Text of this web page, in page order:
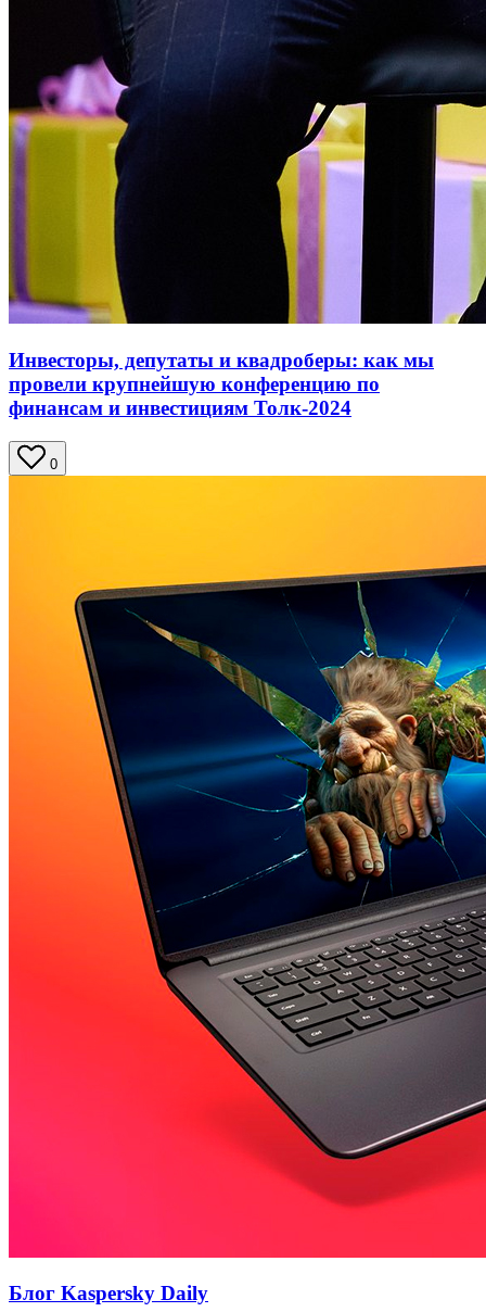
Инвесторы, депутаты и квадроберы: как мы
провели крупнейшую конференцию по
финансам и инвестициям Толк-2024
0
Блог Kaspersky Daily